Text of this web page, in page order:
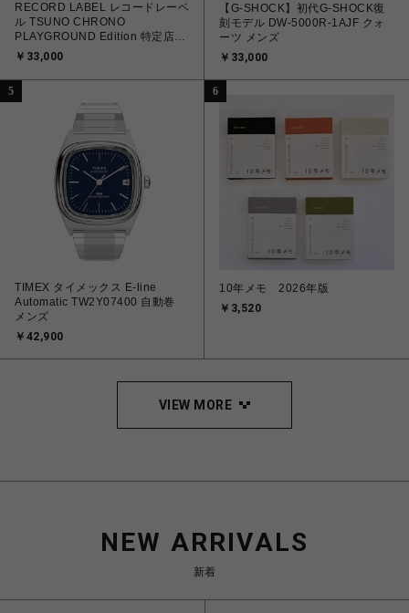
RECORD LABEL レコードレーベ
ル TSUNO CHRONO
PLAYGROUND Edition 特定店限
定モデル AN3660-73X クォーツ
メンズ
￥33,000
【G-SHOCK】初代G-SHOCK復
刻モデル DW-5000R-1AJF クォ
ーツ メンズ
￥33,000
5
TIMEX タイメックス E-line
Automatic TW2Y07400 自動巻
メンズ
￥42,900
6
10年メモ 2026年版
￥3,520
VIEW MORE
NEW ARRIVALS
新着